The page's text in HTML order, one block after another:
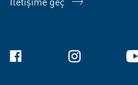
Facebook Instagram